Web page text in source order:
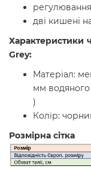
дві кишені
Характеристики
Grey:
Матеріал:
мм водяного
)
Колір:
Розмірна сітка